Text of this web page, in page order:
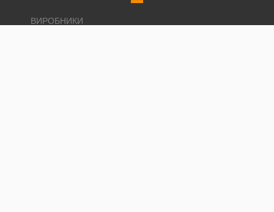
ВИРОБНИКИ